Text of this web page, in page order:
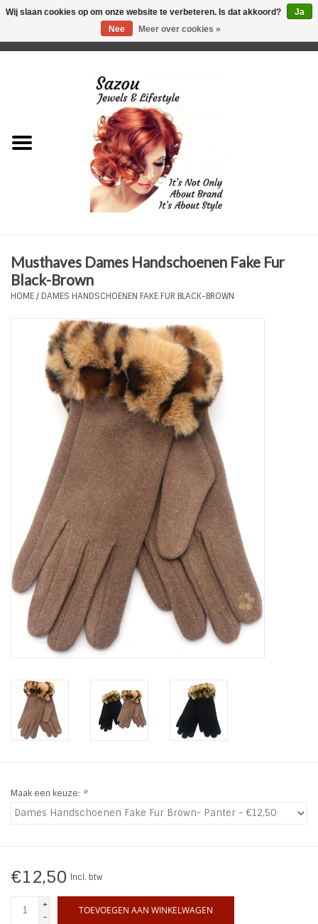
Just for Him
Plus Size Sieraden
Tassen en meer
Haaraccesoires
Zonnebrillen
ON THE BEACH
Charmin*s
Ohlala Jewels
LIFESTYLE PRODUCTEN
SALE
Musthaves Dames Handschoenen Fake Fur
Black-Brown
HOME/ DAMES HANDSCHOENEN FAKE FUR BLACK-BROWN
Maak een keuze: *
€12,50 Incl. btw
+
-
TOEVOEGEN AAN WINKELWAGEN
Wij slaan cookies op om onze website te verbeteren. Is dat akkoord?
Ja
Nee
Meer over cookies »